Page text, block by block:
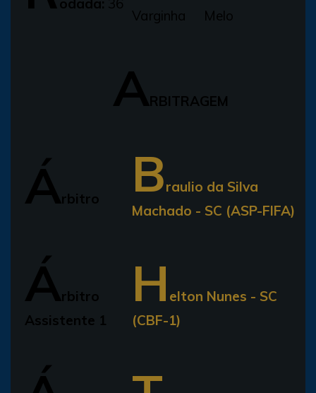
Varginha
Melo
ARBITRAGEM
Árbitro Braulio da Silva
Machado - SC (ASP-FIFA)
Árbitro
Assistente 1
H elton Nunes - SC
(CBF-1)